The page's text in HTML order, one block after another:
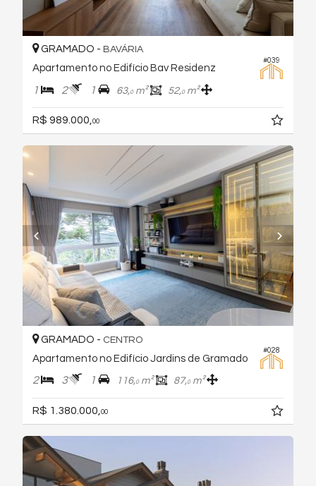
#039
GRAMADO - BAVÁRIA
Apartamento no Edifício Bav Residenz
1 2 1 63,0m² 52,0m²
R$ 989.000,00
#028
GRAMADO - CENTRO
Apartamento no Edifício Jardins de Gramado
2 3 1 116,0m² 87,0m²
R$ 1.380.000, 00